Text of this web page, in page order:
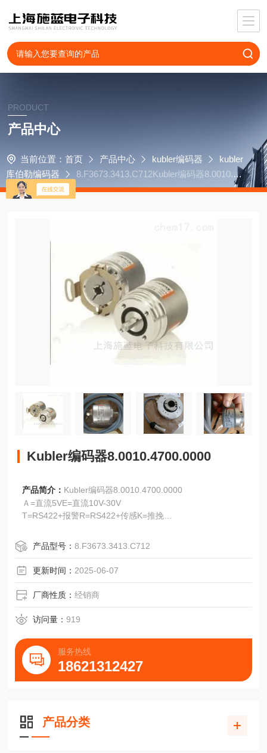
PRODUCT
产品中心
当前位置： 首页 产品中心 kubler编码器
kubler
库伯勒编码器
8.F3673.3413.C712Kubler编码器8.0010.47
00.0000
Kubler编码器8.0010.4700.0000
产品简介： Kubler编码器8.0010.4700.0000
Ａ=直流5VE=直流10V-30V
T=RS422+报警R=RS422+传感K=推挽
时针
D=Conin,径向,顺时针D=Conin,径向,顺时针D=Conin,径向,顺
时针
E=TPE电缆，轴向E=TPE电缆，轴向E=TPE电缆，轴向
F=TPE电缆，径向F=TP
产品型号：8.F3673.3413.C712
更新时间： 2025-06-07
厂商性质：经销商
访问量：919
服务热线
18621312427
产品分类